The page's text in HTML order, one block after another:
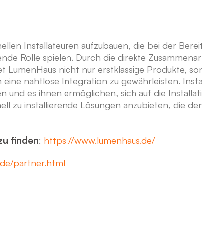
Installateuren aufzubauen, die bei der
Rolle spielen. Durch die direkte
nicht nur erstklassige Produkte,
nahtlose Integration zu gewährleisten.
und es ihnen ermöglichen, sich auf die
zu installierende Lösungen anzubieten, die
finden: https://www.lumenhaus.de/
partner.html